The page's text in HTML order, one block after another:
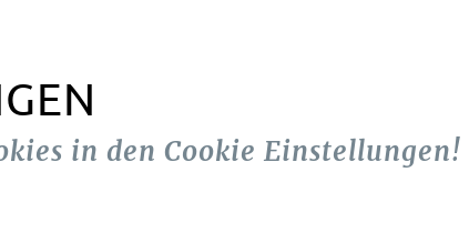
in den Cookie Einstellungen!